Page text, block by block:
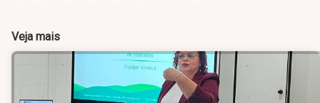
Veja mais